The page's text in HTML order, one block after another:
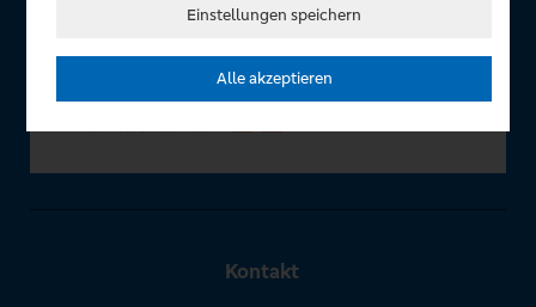
In Zusammenarbeit mit
Kontakt
Einstellungen speichern
Alle akzeptieren